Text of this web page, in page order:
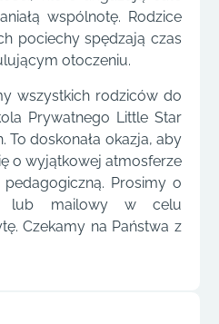
wspólnotę. Rodzice
pociechy spędzają czas
otoczeniu.
wszystkich rodziców do
Prywatnego Little Star
To doskonała okazja, aby
o wyjątkowej atmosferze
Prosimy o
lub mailowy w celu
Czekamy na Państwa z